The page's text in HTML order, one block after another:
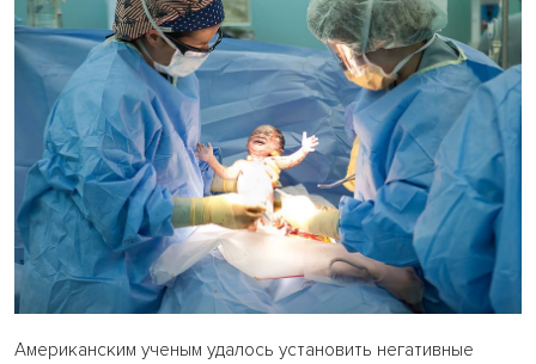
Американским ученым удалось установить негативные